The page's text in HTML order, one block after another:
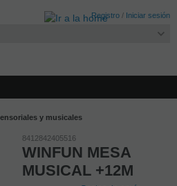
Registro / Iniciar sesión
y musicales
8412842405516
WINFUN MESA
MUSICAL +12M